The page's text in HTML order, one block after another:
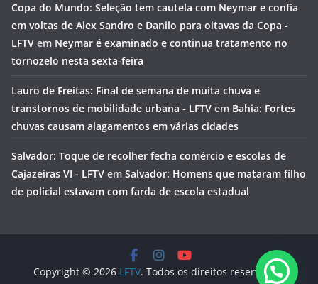
Copa do Mundo: Seleção tem cautela com Neymar e confia
em voltas de Alex Sandro e Danilo para oitavas da Copa -
LFTV em Neymar é examinado e continua tratamento no
tornozelo nesta sexta-feira
Lauro de Freitas: Final de semana de muita chuva e
transtornos de mobilidade urbana - LFTV em Bahia: Fortes
chuvas causam alagamentos em várias cidades
Salvador: Toque de recolher fecha comércio e escolas de
Cajazeiras VI - LFTV em Salvador: Homens que mataram filho
de policial estavam com farda de escola estadual
Copyright © 2026 LFTV. Todos os direitos reservados.